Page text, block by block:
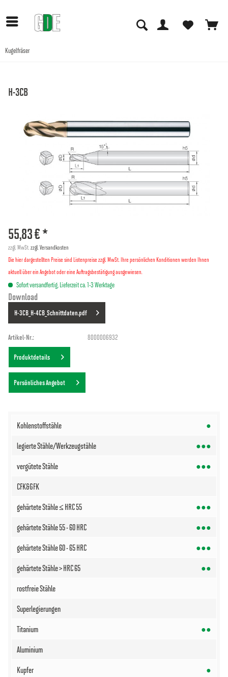
Kugelfräser
H-3CB
55,83 € *
zzgl. MwSt. zzgl. Versandkosten
Die hier dargestellten Preise sind Listenpreise zzgl. MwSt. Ihre persönlichen Konditionen werden Ihnen
aktuell über ein Angebot oder eine Auftragsbestätigung ausgewiesen.
Sofort versandfertig, Lieferzeit ca. 1-3 Werktage
Download
H-3CB_H-4CB_Schnittdaten.pdf
Artikel-Nr.: 8000006932
Produktdetails
Persönliches Angebot
●
●●●
●●●
●●●
●●●
●●●
●●
●●
●